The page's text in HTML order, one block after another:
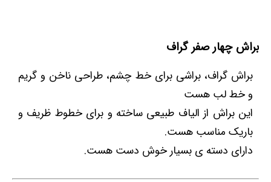
براش چهار صفر گراف
براش گراف، براشی برای خط چشم، طراحی ناخن و گریم
و خط لب هست
این براش از الیاف طبیعی ساخته و برای خطوط ظریف و
باریک مناسب هست.
دارای دسته ی بسیار خوش دست هست.